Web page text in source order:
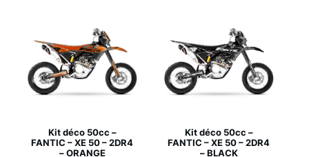
Kit déco 50cc –
FANTIC – XE 50 – 2DR4
– ORANGE
Kit déco 50cc –
FANTIC – XE 50 – 2DR4
– BLACK